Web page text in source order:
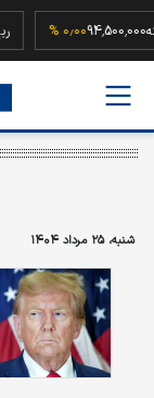
سکه94,500,000۰٫۰۰ %
شنبه، ۲۵ مرداد ۱۴۰۴